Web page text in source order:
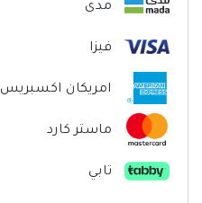
مدى
فيزا
امريكان اكسبريس
ماستر كارد
تابي